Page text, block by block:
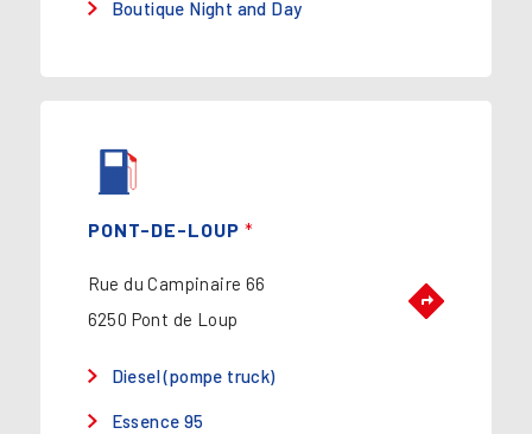
Boutique Night and Day
PONT-DE-LOUP *
Rue du Campinaire 66
6250 Pont de Loup
Diesel (pompe truck)
Essence 95